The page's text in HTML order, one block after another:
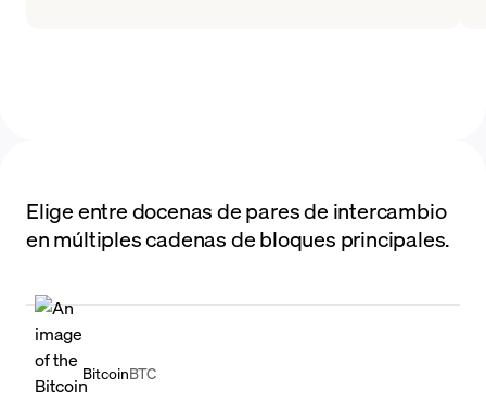
Elige entre docenas de pares de intercambio
en múltiples cadenas de bloques principales.
BitcoinBTC